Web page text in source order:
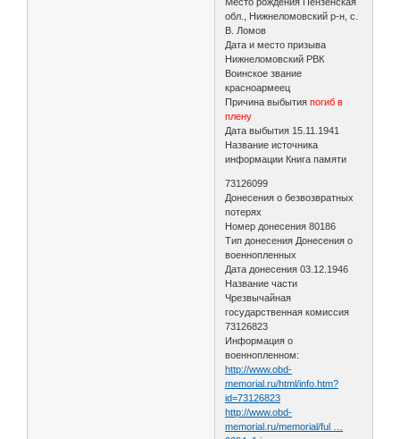
обл., Нижнеломовский р-н, с.
В. Ломов
Дата и место призыва
Нижнеломовский РВК
Воинское звание
красноармеец
Причина выбытияпогиб в
плену
Дата выбытия 15.11.1941
Название источника
информации Книга памяти
73126099
Донесения о безвозвратных
потерях
Номер донесения 80186
Тип донесения Донесения о
военнопленных
Дата донесения 03.12.1946
Название части
Чрезвычайная
государственная комиссия
73126823
Информация о
военнопленном:
http://www.obd-
memorial.ru/html/info.htm?
id=73126823
http://www.obd-
memorial.ru/memorial/ful …